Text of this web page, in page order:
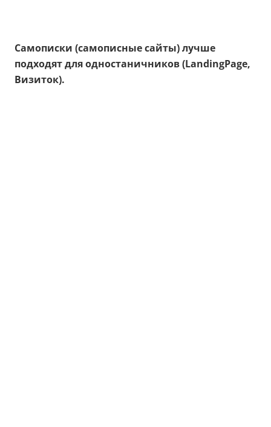
Самописки (самописные сайты) лучше
подходят для одностаничников (LandingPage,
Визиток).